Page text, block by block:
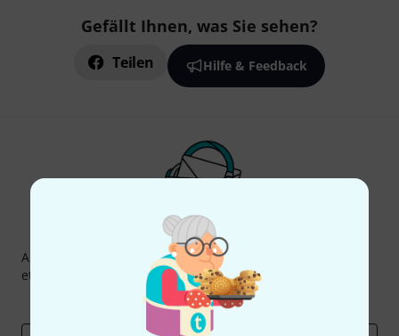
Gefällt Ihnen, was Sie sehen?
Teilen Hilfe & Feedback
Thomann Newsletter
Abonniere den Thomann Newsletter und gewinne mit
etwas Glück einen von 50 Gutscheinenüber jeweils
Inspirierende Beiträge
Deals